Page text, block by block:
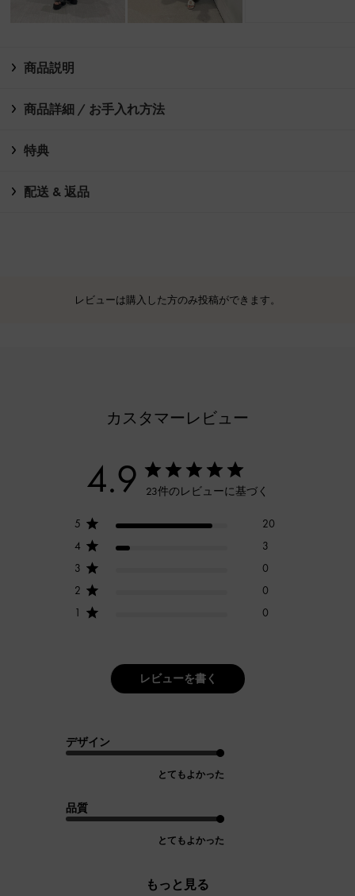
商品説明
商品詳細 / お手入れ方法
特典
配送 & 返品
レビューは購入した方のみ投稿ができます。
カスタマーレビュー
4.9 23件のレビューに基づく
5
20
4
3
3
0
2
0
1
0
レビューを書く
デザイン
とてもよかった
品質
とてもよかった
もっと見る